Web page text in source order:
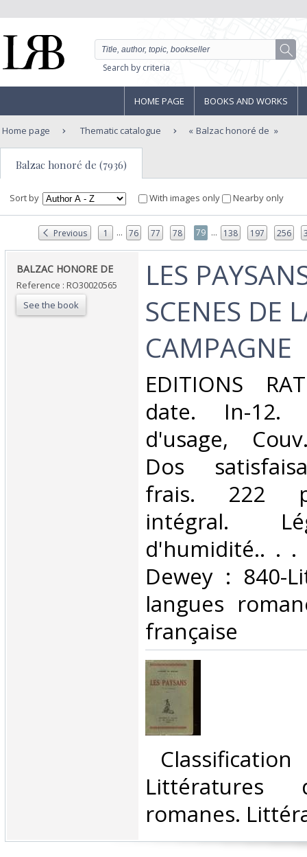
Search by criteria
HOME PAGE BOOKS AND WORKS
Home page Thematic catalogue Balzac honoré de
Balzac honoré de (7936)
Sort by With images only Nearby only
Previous 1 ... 76 77 78 79 ... 138 197 256
‎BALZAC HONORE DE‎
Reference : RO30020565
See the book
‎LES
SCENES DE
CAMPAGNE‎
‎EDITIONS
date. In-12.
d'usage,
Dos
frais. 222
intégral.
d'humidité.. . .
Dewey : 840-
langues
française‎
Littératures
romanes.